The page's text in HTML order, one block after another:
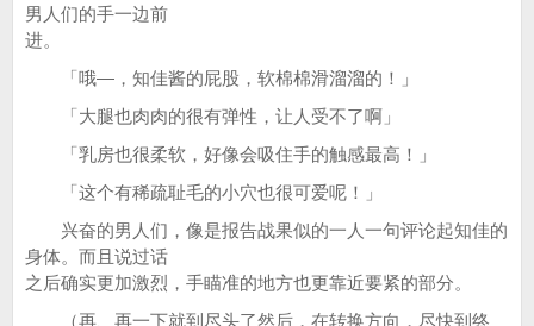
男人们的手一边前
进。
「哦—，知佳酱的屁股，软棉棉滑溜溜的！」
「大腿也肉肉的很有弹性，让人受不了啊」
「乳房也很柔软，好像会吸住手的触感最高！」
「这个有稀疏耻毛的小穴也很可爱呢！」
兴奋的男人们，像是报告战果似的一人一句评论起知佳的
身体。而且说过话
之后确实更加激烈，手瞄准的地方也更靠近要紧的部分。
（再、再一下就到尽头了然后，在转换方向，尽快到终